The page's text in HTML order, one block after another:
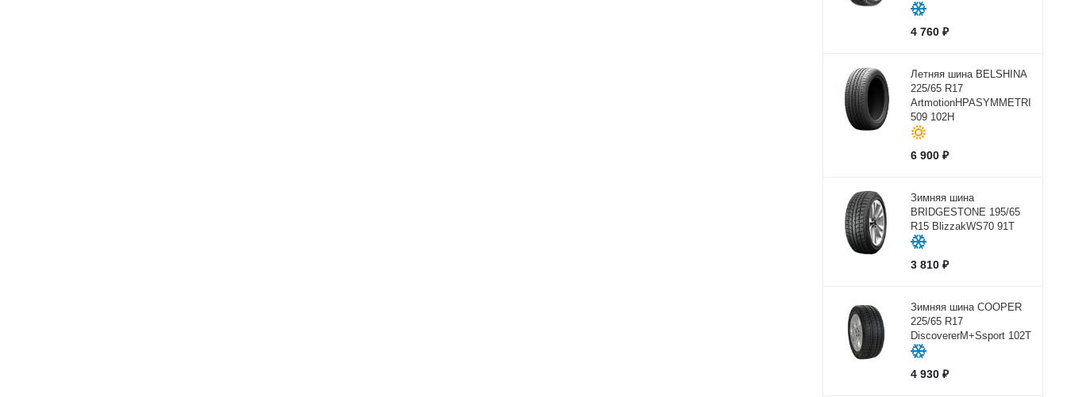
4 760₽
Летняя шина BELSHINA
225/65 R17
ArtmotionHPASYMMETRICBEL-
509 102H
6 900₽
Зимняя шина
BRIDGESTONE 195/65
R15 BlizzakWS70 91T
3 810₽
Зимняя шина COOPER
225/65 R17
DiscovererM+Ssport 102Т
4 930₽